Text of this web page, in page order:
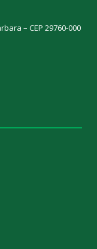
– CEP 29760-000